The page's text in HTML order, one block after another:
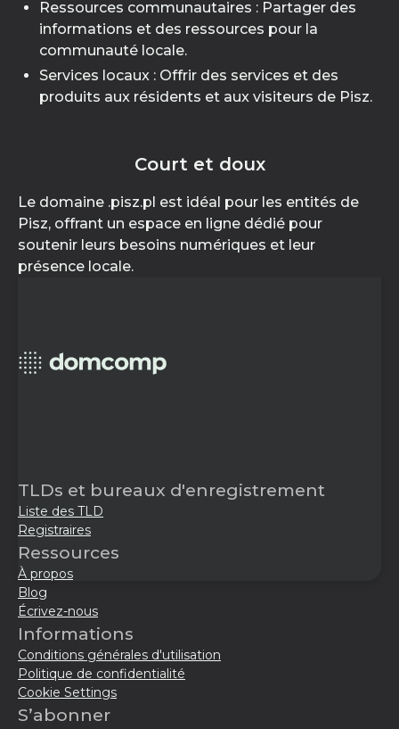
Ressources communautaires : Partager des
informations et des ressources pour la
communauté locale.
Services locaux : Offrir des services et des
produits aux résidents et aux visiteurs de Pisz.
Court et doux
Le domaine .pisz.pl est idéal pour les entités de
Pisz, offrant un espace en ligne dédié pour
soutenir leurs besoins numériques et leur
présence locale.
TLDs et bureaux d'enregistrement
Liste des TLD
Registraires
Ressources
À propos
Blog
Écrivez-nous
Informations
Conditions générales d'utilisation
Politique de confidentialité
Cookie Settings
S’abonner